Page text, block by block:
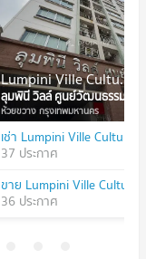
Lumpini Ville Cultural Center
ลุมพินี วิลล์ ศูนย์วัฒนธรรม
ห้วยขวาง กรุงเทพมหานคร
เช่า Lumpini Ville Cultural
37 ประกาศ
ขาย Lumpini Ville Cultural
36 ประกาศ